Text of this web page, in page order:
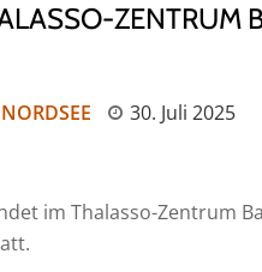
ZENTRUM
30. Juli 2025
im Thalasso-Zentrum